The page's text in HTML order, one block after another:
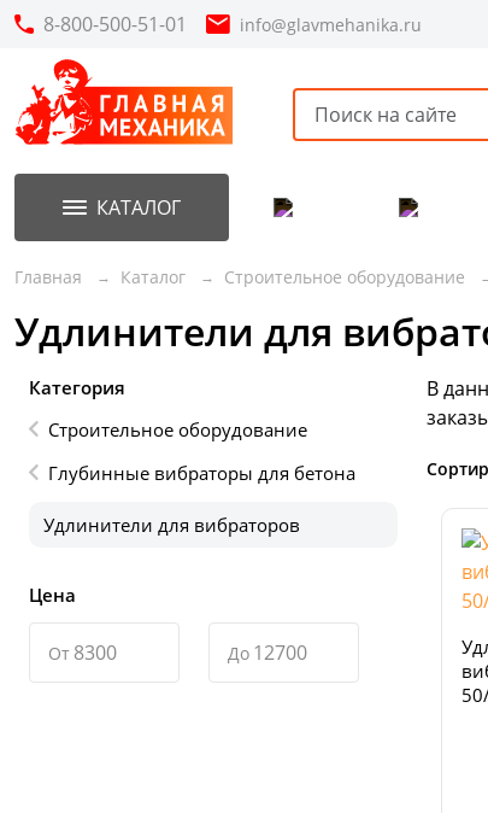
8-800-500-51-01 info@glavmehanika.ru
КАТАЛОГ
Главная Каталог Строительное оборудование
Удлинители для
Категория
Строительное оборудование
Глубинные вибраторы для бетона
Удлинители для вибраторов
Цена
От До
В